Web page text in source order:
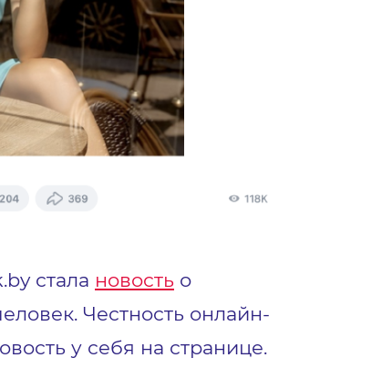
стала новость о
Честность онлайн-
у себя на странице.